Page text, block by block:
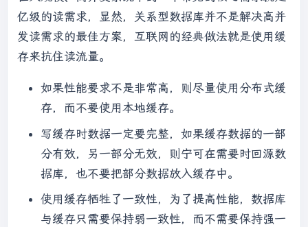
亿级的读需求，显然，关系型数据库并不是解决高并
发读需求的最佳方案，互联网的经典做法就是使用缓
存来抗住读流量。
如果性能要求不是非常高，则尽量使用分布式缓
存，而不要使用本地缓存。
写缓存时数据一定要完整，如果缓存数据的一部
分有效，另一部分无效，则宁可在需要时回源数
据库，也不要把部分数据放入缓存中。
使用缓存牺牲了一致性，为了提高性能，数据库
与缓存只需要保持弱一致性，而不需要保持强一